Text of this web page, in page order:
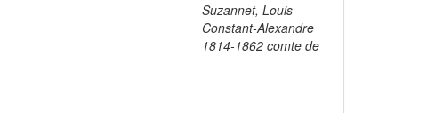
Suzannet, Louis-
Constant-Alexandre
1814-1862 comte de